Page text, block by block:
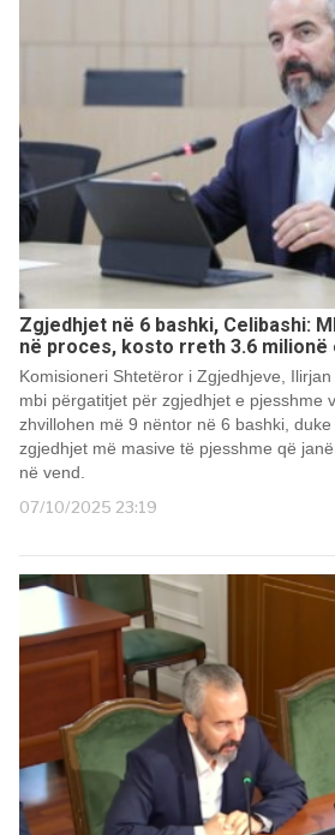
Zgjedhjet në 6 bashki, Celibashi:
në proces, kosto rreth 3.6 milionë
Komisioneri Shtetëror i Zgjedhjeve,
mbi përgatitjet për zgjedhjet e pjesshme
zhvillohen më 9 nëntor në 6 bashki,
zgjedhjet më masive të pjesshme që
në vend.
07/10/2025 23:19